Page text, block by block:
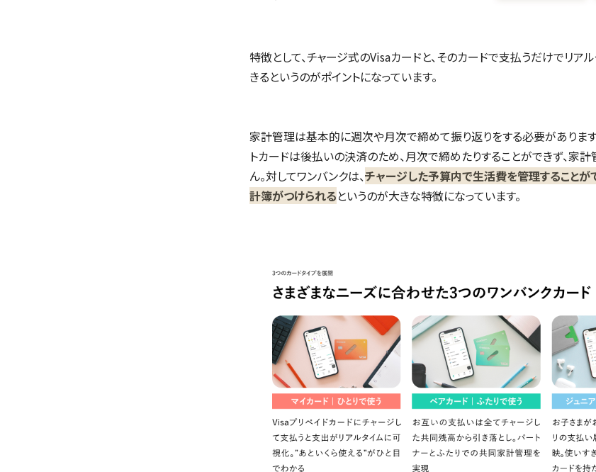
特徴として、チャージ式のVisaカードと、そのカードで支払うだけでリア
きるというのがポイントになっています。
家計管理は基本的に週次や月次で締めて振り返りをする必要がありま
トカードは後払いの決済のため、月次で締めたりすることができず、家
ん。対してワンバンクは、チャージした予算内で生活費を管理することが
計簿がつけられるというのが大きな特徴になっています。